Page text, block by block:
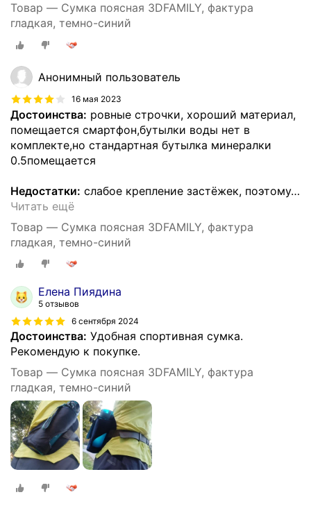
Товар — Сумка поясная 3DFAMILY, фактура
гладкая, темно-синий
Анонимный пользователь
16 мая 2023
Достоинства: ровные строчки, хороший материал,
помещается смартфон,бутылки воды нет в
комплекте,но стандартная бутылка минералки
0.5помещается
Недостатки: слабое крепление застёжек, поэтому…
Читать ещё
Товар — Сумка поясная 3DFAMILY, фактура
гладкая, темно-синий
Елена Пиядина
5 отзывов
6 сентября 2024
Достоинства: Удобная спортивная сумка.
Рекомендую к покупке.
Товар — Сумка поясная 3DFAMILY, фактура
гладкая, темно-синий